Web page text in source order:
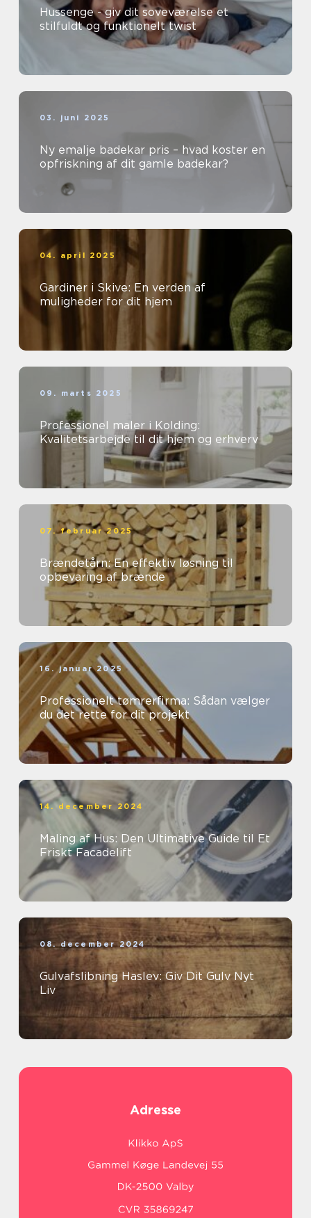
Hussenge - giv dit soveværelse et
stilfuldt og funktionelt twist
03. juni 2025
Ny emalje badekar pris – hvad koster en
opfriskning af dit gamle badekar?
04. april 2025
Gardiner i Skive: En verden af
muligheder for dit hjem
09. marts 2025
Professionel maler i Kolding:
Kvalitetsarbejde til dit hjem og erhverv
07. februar 2025
Brændetårn: En effektiv løsning til
opbevaring af brænde
16. januar 2025
Professionelt tømrerfirma: Sådan vælger
du det rette for dit projekt
14. december 2024
Maling af Hus: Den Ultimative Guide til Et
Friskt Facadelift
08. december 2024
Gulvafslibning Haslev: Giv Dit Gulv Nyt
Liv
Adresse